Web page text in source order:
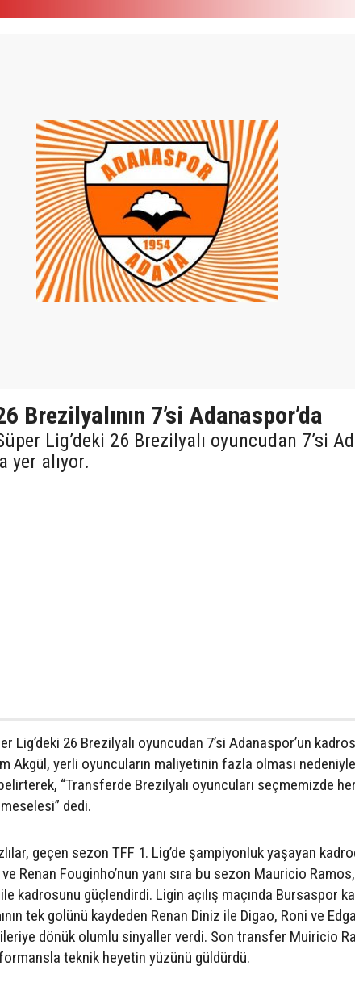
Brezilyalının 7’si Adanaspor’da
Lig’deki 26 Brezilyalı oyuncudan 7’si
yer alıyor.
Lig’deki 26 Brezilyalı oyuncudan 7’si Adanaspor’un
Akgül, yerli oyuncuların maliyetinin fazla olması
“Transferde Brezilyalı oyuncuları seçmemizde
dedi.
geçen sezon TFF 1. Lig’de şampiyonluk yaşayan
Renan Fouginho’nun yanı sıra bu sezon Mauricio
kadrosunu güçlendirdi. Ligin açılış maçında Bursaspor
tek golünü kaydeden Renan Diniz ile Digao, Roni ve
dönük olumlu sinyaller verdi. Son transfer Muiricio
teknik heyetin yüzünü güldürdü.